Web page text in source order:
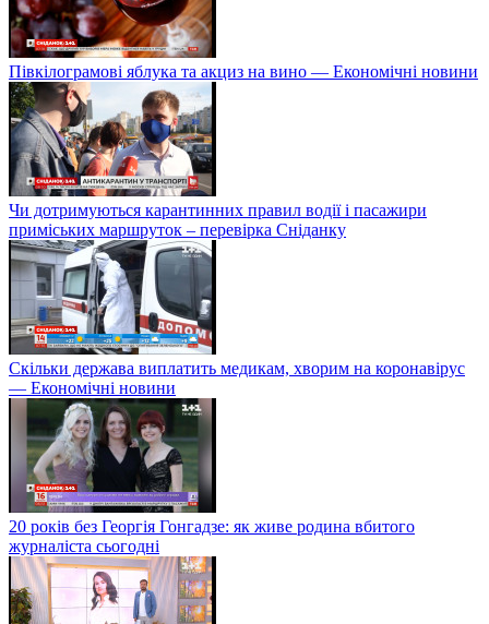
Півкілограмові яблука та акциз на вино — Економічні новини
Чи дотримуються карантинних правил водії і пасажири
приміських маршруток – перевірка Сніданку
Скільки держава виплатить медикам, хворим на коронавірус
— Економічні новини
20 років без Георгія Гонгадзе: як живе родина вбитого
журналіста сьогодні